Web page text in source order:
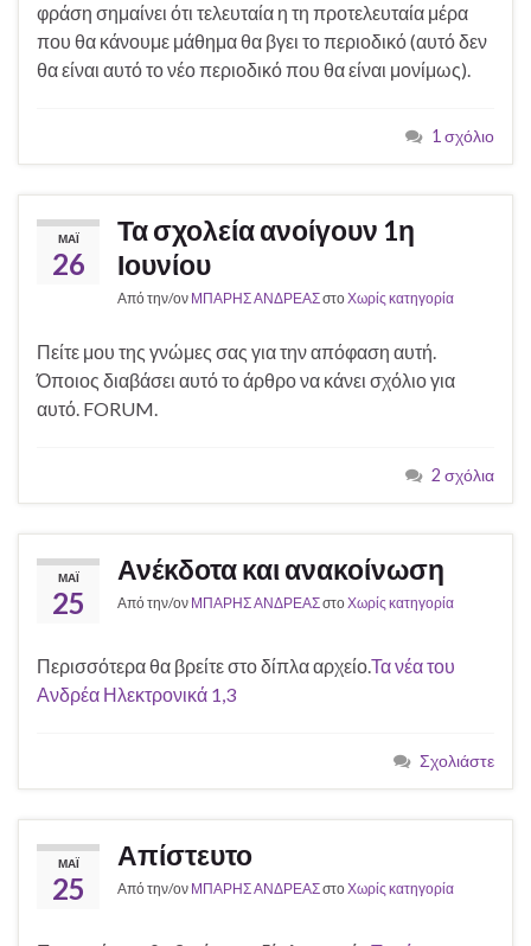
φράση σημαίνει ότι τελευταία η τη προτελευταία μέρα
που θα κάνουμε μάθημα θα βγει το περιοδικό (αυτό δεν
θα είναι αυτό το νέο περιοδικό που θα είναι μονίμως).
1 σχόλιο
ΜΆΙ
26
Τα σχολεία ανοίγουν 1η
Ιουνίου
Από την/ον ΜΠΑΡΗΣ ΑΝΔΡΕΑΣστοΧωρίς κατηγορία
Πείτε μου της γνώμες σας για την απόφαση αυτή.
Όποιος διαβάσει αυτό το άρθρο να κάνει σχόλιο για
αυτό. FORUM.
2 σχόλια
ΜΆΙ
25
Ανέκδοτα και ανακοίνωση
Από την/ον ΜΠΑΡΗΣ ΑΝΔΡΕΑΣστοΧωρίς κατηγορία
Περισσότερα θα βρείτε στο δίπλα αρχείο.Τα νέα του
Ανδρέα Ηλεκτρονικά 1,3
Σχολιάστε
ΜΆΙ
25
Απίστευτο
Από την/ον ΜΠΑΡΗΣ ΑΝΔΡΕΑΣστοΧωρίς κατηγορία